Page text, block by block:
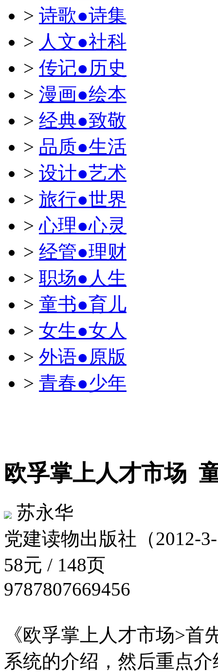
> 诗歌●诗集
> 人文●社科
> 传记●历史
> 漫画●绘本
> 经典●致敬
> 品质●生活
> 设计●艺术
> 旅行●世界
>心理●心灵
> 经管●理财
> 职场●人生
> 童书●育儿
> 女生●女人
> 外语●原版
> 青春●少年
欧孚掌上人才市场
苏永华
党建读物出版社（2012-
58元 / 148页
9787807669456
《欧孚掌上人才市场>
系统的介绍，然后重点